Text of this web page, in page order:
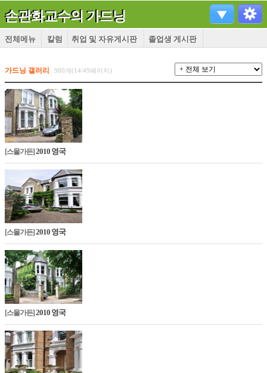
손관화교수의 가드닝
전체메뉴 칼럼 취업 및 자유게시판 졸업생 게시판
가드닝 갤러리 980개(14/49페이지)
[스몰가든] 2010 영국
[스몰가든] 2010 영국
[스몰가든] 2010 영국